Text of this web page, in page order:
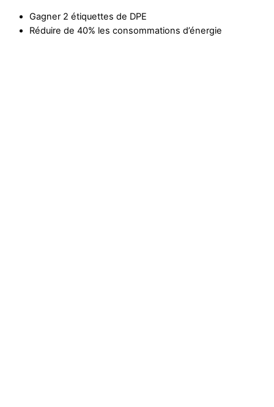
Gagner 2 étiquettes de DPE
Réduire de 40% les consommations d’énergie